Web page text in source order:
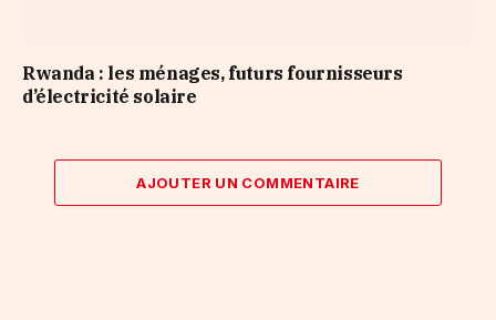
Rwanda : les ménages, futurs fournisseurs
d’électricité solaire
AJOUTER UN COMMENTAIRE